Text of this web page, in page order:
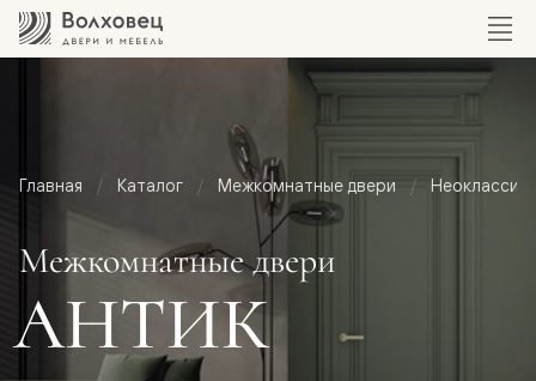
Главная Каталог Межкомнатные двери Неоклассика
Межкомнатные двери
АНТИК